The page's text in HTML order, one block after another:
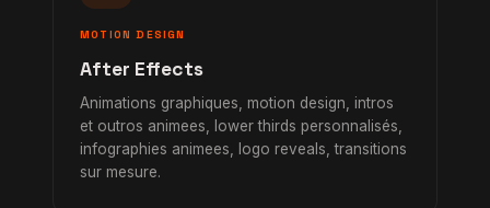
MOTION DESIGN
After Effects
Animations graphiques, motion design, intros
et outros animees, lower thirds personnalisés,
infographies animees, logo reveals, transitions
sur mesure.